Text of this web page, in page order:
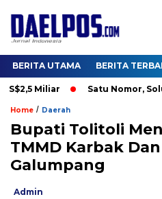
BERITA UTAMA BERITA
Miliar Satu Nomor,
Home / Daerah
Bupati Tolitoli
TMMD Karbak
Galumpang
Admin